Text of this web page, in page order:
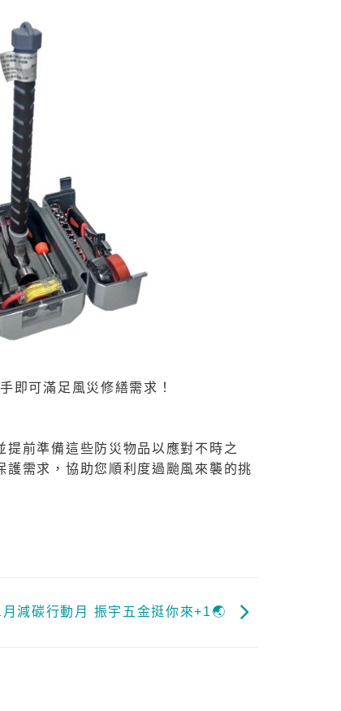
即可滿足風災修繕需求！
前準備這些防災物品以應對不時之
需求，協助您順利度過颱風來襲的挑
減碳行動月 振宇五金挺你來+1🌏